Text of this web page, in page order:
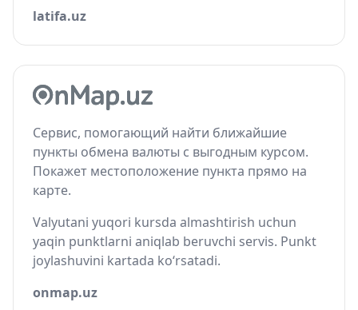
latifa.uz
Сервис, помогающий найти ближайшие
пункты обмена валюты с выгодным курсом.
Покажет местоположение пункта прямо на
карте.
Valyutani yuqori kursda almashtirish uchun
yaqin punktlarni aniqlab beruvchi servis. Punkt
joylashuvini kartada ko‘rsatadi.
onmap.uz